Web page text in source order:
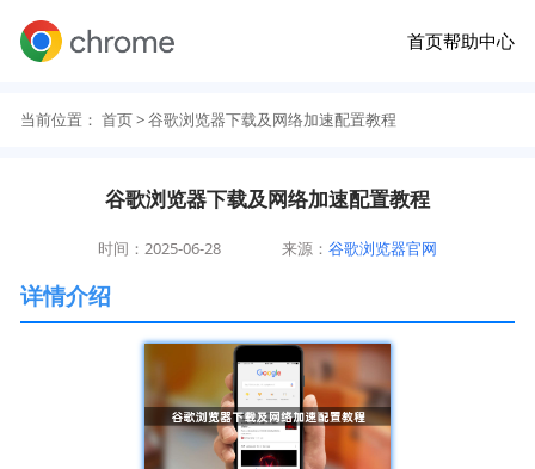
首页帮助中心
当前位置： 首页> 谷歌浏览器下载及网络加速配置教程
谷歌浏览器下载及网络加速配置教程
时间：2025-06-28 来源：谷歌浏览器官网
详情介绍